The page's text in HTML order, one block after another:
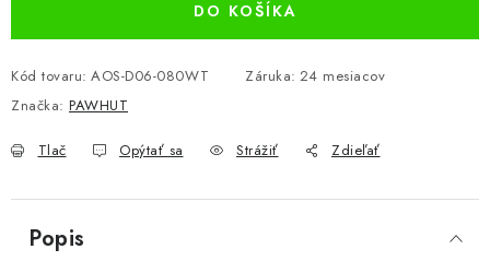
DO KOŠÍKA
Kód tovaru: AOS-D06-080WT Záruka: 24 mesiacov
Značka: PAWHUT
Tlač Opýtať sa Strážiť Zdieľať
Popis